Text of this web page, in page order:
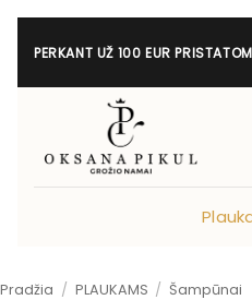
Skip
PERKANT UŽ 100 EUR
Pradžia / PLAUKAMS / Šampūnai